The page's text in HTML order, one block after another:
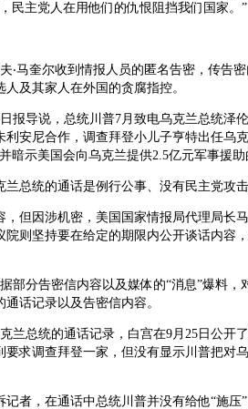
民主党人在用他们的仇恨阻挡我们国家。”
‧马奎尔收到情报人员的匿名告密，传告
及其家人在外国的贪腐指控。
报导说，总统川普7月致电乌克兰总统泽
安尼合作，调查拜登小儿子亨特出任乌
暗示美国会向乌克兰提供2.5亿元军事援助
总统的通话是例行公事、没有民主党攻击
，但因涉机密，美国国家情报局代理局长
则坚持要在给定的期限内公开谈话内容
部分告密信内容以及媒体的“消息”爆料，
话记录以及告密信内容。
兰总统的通话记录，白宫在9月25日公开
求调查拜登一家，但没有显示川普把对
者，在通话中总统川普并没有给他“施压”